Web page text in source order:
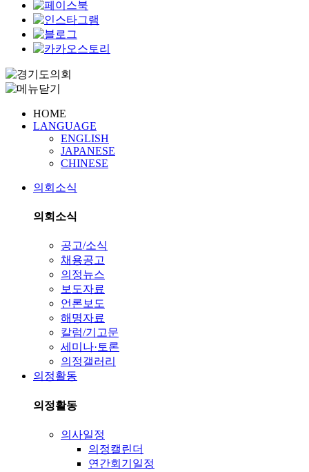
HOME
LANGUAGE
ENGLISH
JAPANESE
CHINESE
의회소식
의회소식
공고/소식
채용공고
의정뉴스
보도자료
언론보도
해명자료
칼럼/기고문
세미나·토론
의정갤러리
의정활동
의정활동
의사일정
의정캘린더
연간회기일정